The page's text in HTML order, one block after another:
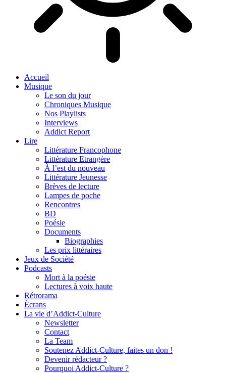
Accueil
Musique
Le son du jour
Chroniques Musique
Nos Playlists
Interviews
Addict Report
Lire
Littérature Francophone
Littérature Etrangère
À l’est du nouveau
Littérature Jeunesse
Brèves de lecture
Lampes de poche
Rencontres
BD
Poésie
Documents
Biographies
Les prix littéraires
Jeux de Société
Podcasts
Mort à la poésie
Lectures à voix haute
Rétrorama
Écrans
La vie d’Addict-Culture
Newsletter
Contact
La Team
Soutenez Addict-Culture, faites un don !
Devenir rédacteur ?
Pourquoi Addict-Culture ?